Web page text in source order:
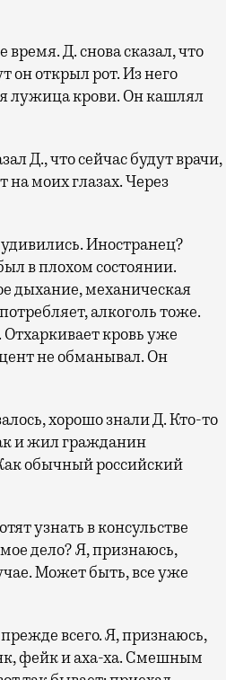
Д. снова сказал, что
он открыл рот. Из него
лужица крови. Он кашлял
Д., что сейчас будут врачи,
на моих глазах. Через
Иностранец?
в плохом состоянии.
дыхание, механическая
алкоголь тоже.
кровь уже
не обманывал. Он
хорошо знали Д. Кто-то
и жил гражданин
обычный российский
узнать в консульстве
дело? Я, признаюсь,
Может быть, все уже
всего. Я, признаюсь,
фейк и аха-ха. Смешным